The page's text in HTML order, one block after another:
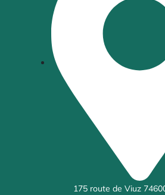
175 route de Viuz